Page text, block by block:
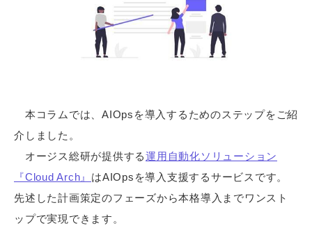
本コラムでは、AIOpsを導入するためのステップをご紹
介しました。
オージス総研が提供する運用自動化ソリューション
『Cloud Arch』 はAIOpsを導入支援するサービスです。
先述した計画策定のフェーズから本格導入までワンスト
ップで実現できます。